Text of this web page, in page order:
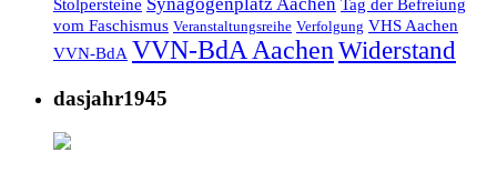
Stolpersteine
Tag der Befreiung
vom Faschismus Veranstaltungsreihe Verfolgung VHS Aachen
VVN-BdA VVN-BdA AachenWiderstand
dasjahr1945